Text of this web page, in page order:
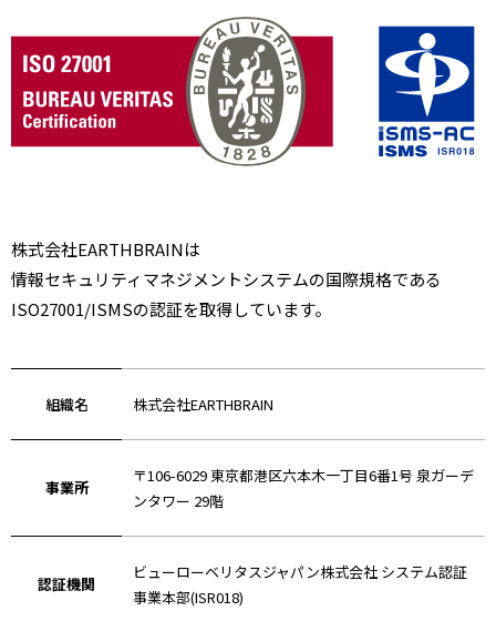
株式会社EARTHBRAINは
情報セキュリティマネジメントシステムの国際規格である
ISO27001/ISMSの認証を取得しています。
組織名 株式会社EARTHBRAIN
事業所
〒106-6029 東京都港区六本木一丁目6番1号 泉ガーデ
ンタワー 29階
認証機関
ビューローベリタスジャパン株式会社 システム認証
事業本部(ISR018)